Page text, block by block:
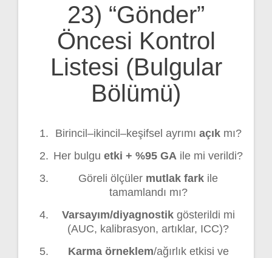
23) “Gönder”
Öncesi Kontrol
Listesi (Bulgular
Bölümü)
Birincil–ikincil–keşifsel ayrımı açıkmı?
Her bulgu etki + %95 GA ile mi verildi?
Göreli ölçüler mutlak fark ile
tamamlandı mı?
Varsayım/diyagnostikgösterildi mi
(AUC, kalibrasyon, artıklar, ICC)?
Karma örneklem/ağırlık etkisi ve